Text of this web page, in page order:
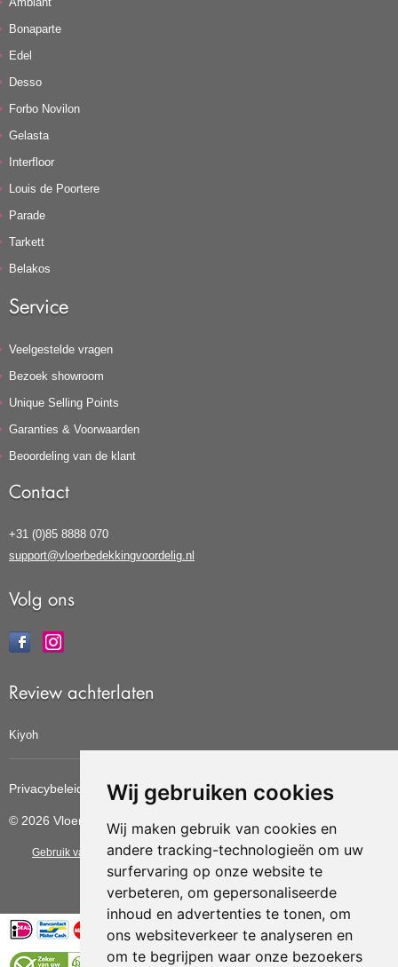
Wij gebruiken cookies
Wij maken gebruik van cookies en
andere tracking-technologieën om uw
surfervaring op onze website te
verbeteren, om gepersonaliseerde
inhoud en advertenties te tonen, om
ons websiteverkeer te analyseren en
om te begrijpen waar onze bezoekers
Bonaparte
Edel
Desso
Forbo Novilon
Gelasta
Interfloor
Louis de Poortere
Parade
Tarkett
Belakos
Service
Veelgestelde vragen
Bezoek showroom
Unique Selling Points
Garanties & Voorwaarden
Beoordeling van de klant
Contact
+31 (0)85 8888 070
support@vloerbedekkingvoordelig.nl
Volg ons
Review achterlaten
Kiyoh
Privacybeleid Cookiebeleid Update cookies voorkeuren
© 2026 Vloerbedekkingvoordelig
Gebruik van deze site betekent dat u dealgemene voorwaarden van CBW